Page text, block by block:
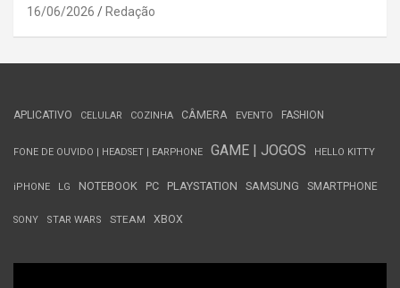
16/06/2026 Redação
APLICATIVO CELULAR COZINHA CÂMERA EVENTO FASHION
FONE DE OUVIDO | HEADSET | EARPHONE GAME | JOGOS HELLO KITTY
iPHONE LG NOTEBOOK PC PLAYSTATION SAMSUNG SMARTPHONE
SONY STAR WARS STEAM XBOX